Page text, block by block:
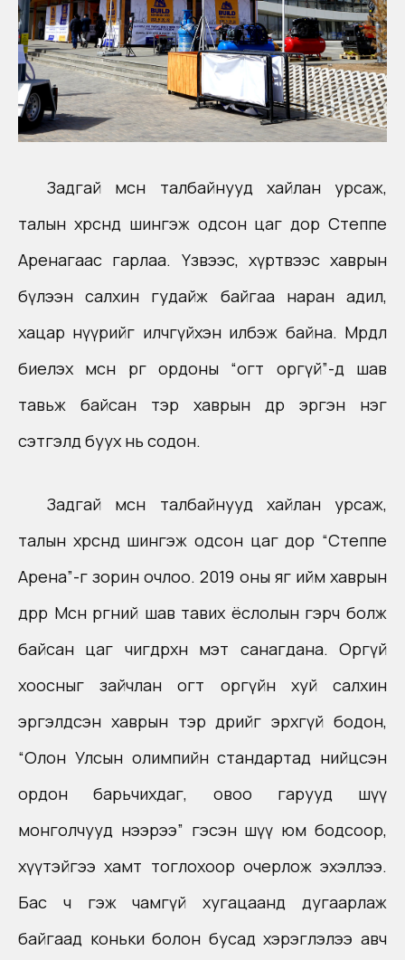
Задгай мөсөн талбайнууд хайлан урсаж,
талын хөрсөнд шингэж одсон цаг дор Степпе
Аренагаас гарлаа. Үзвээс, хүртвээс хаврын
бүлээн салхин гудайж байгаа наран адил,
хацар нүүрийг илчгүйхэн илбэж байна. Мөрөөдөл
биелэх мөсөн өргөө ордоны “огт оргүй”-д шав
тавьж байсан тэр хаврын өдөр эргэн нэг
сэтгэлд буух нь содон.
Задгай мөсөн талбайнууд хайлан урсаж,
талын хөрсөнд шингэж одсон цаг дор “Степпе
Арена”-г зорин очлоо. 2019 оны яг ийм хаврын
өдрөөр Мөсөн өргөөний шав тавих ёслолын гэрч болж
байсан цаг өчигдөрхөн мэт санагдана. Оргүй
хоосныг зайчлан огт оргүйн хуй салхин
эргэлдсэн хаврын тэр өдрийг эрхгүй бодон,
“Олон Улсын олимпийн стандартад нийцсэн
ордон барьчихдаг, овоо гарууд шүү
монголчууд нээрээ” гэсэн шүү юм бодсоор,
хүүтэйгээ хамт тоглохоор очерлож эхэллээ.
Бас ч гэж чамгүй хугацаанд дугаарлаж
байгаад коньки болон бусад хэрэглэлээ авч